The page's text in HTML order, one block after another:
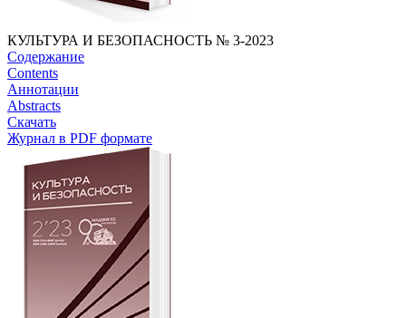
КУЛЬТУРА И БЕЗОПАСНОСТЬ № 3-2023
Содержание
Contents
Аннотации
Abstracts
Скачать
Журнал в PDF формате